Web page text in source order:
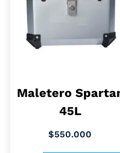
Maletero
45L
$550.000